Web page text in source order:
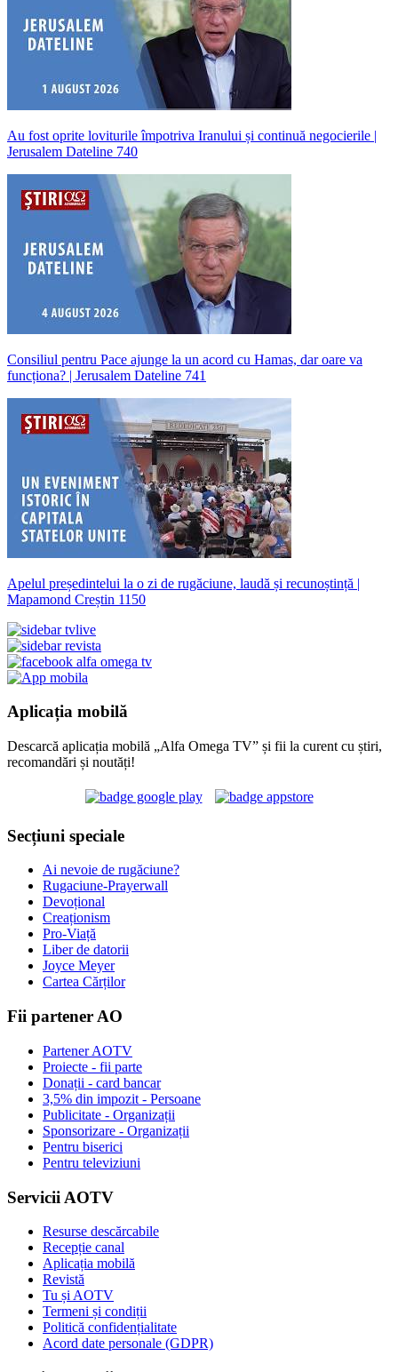
Au fost oprite loviturile împotriva Iranului și continuă negocierile |
Jerusalem Dateline 740
Consiliul pentru Pace ajunge la un acord cu Hamas, dar oare va
funcționa? | Jerusalem Dateline 741
Apelul președintelui la o zi de rugăciune, laudă și recunoștință |
Mapamond Creștin 1150
Aplicația mobilă
Descarcă aplicația mobilă „Alfa Omega TV” și fii la curent cu știri,
recomandări și noutăți!
Secțiuni speciale
Ai nevoie de rugăciune?
Rugaciune-Prayerwall
Devoțional
Creaționism
Pro-Viață
Liber de datorii
Joyce Meyer
Cartea Cărților
Fii partener AO
Partener AOTV
Proiecte - fii parte
Donații - card bancar
3,5% din impozit - Persoane
Publicitate - Organizații
Sponsorizare - Organizații
Pentru biserici
Pentru televiziuni
Servicii AOTV
Resurse descărcabile
Recepție canal
Aplicația mobilă
Revistă
Tu și AOTV
Termeni și condiții
Politică confidențialitate
Acord date personale (GDPR)